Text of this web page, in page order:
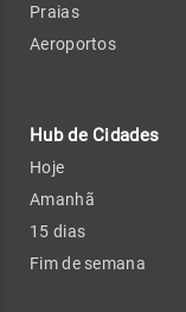
Praias
Aeroportos
Hub de Cidades
Hoje
Amanhã
15 dias
Fim de semana